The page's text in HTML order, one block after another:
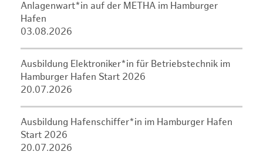
Anlagenwart*in auf der METHA im Hamburger
Hafen
03.08.2026
Ausbildung Elektroniker*in für Betriebstechnik im
Hamburger Hafen Start 2026
20.07.2026
Ausbildung Hafenschiffer*in im Hamburger Hafen
Start 2026
20.07.2026